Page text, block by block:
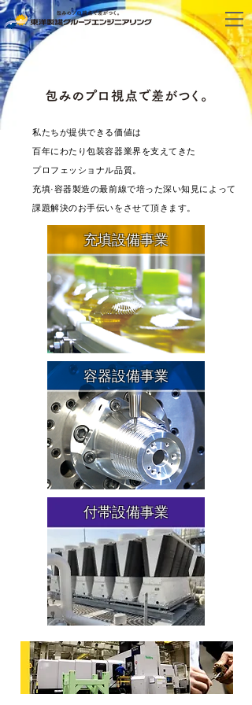
私たちが提供できる価値は
百年にわたり包装容器業界を支えてきた
プロフェッショナル品質。
充填·容器製造の最前線で培った深い知見によって
課題解決のお手伝いをさせて頂きます。
​充填設備事業
容器設備事業
付帯設備事業